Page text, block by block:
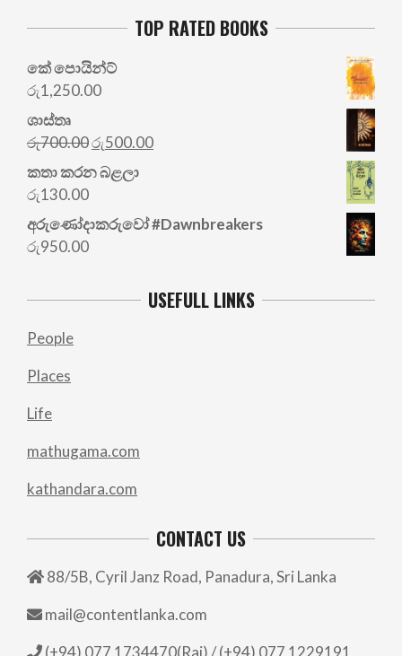
TOP RATED BOOKS
කේ පොයින්ට්
රු1,250.00
ශාස්තෘ
රු700.00Original
price
was:
රු500.00Current
කතා කරන බළලා
රු130.00
අරු‍ණෝදාකරුවෝ #Dawnbreakers
රු950.00
USEFULL LINKS
People
Places
Life
mathugama.com
kathandara.com
CONTACT US
88/5B, Cyril Janz Road, Panadura, Sri Lanka
mail@contentlanka.com
(+94) 077 1734470(Raj) / (+94) 077 1229191